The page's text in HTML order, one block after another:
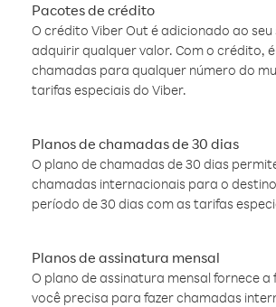
Pacotes de crédito
O crédito Viber Out é adicionado ao seu
adquirir qualquer valor. Com o crédito,
chamadas para qualquer número do
tarifas especiais do Viber.
Planos de chamadas de 30 dias
O plano de chamadas de 30 dias
chamadas internacionais para o
período de 30 dias com as tarifas
Planos de assinatura mensal
O plano de assinatura mensal fornece a
você precisa para fazer chamadas